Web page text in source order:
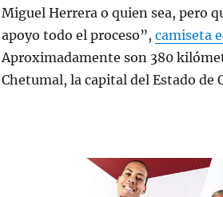
Miguel Herrera o quien sea, pero
apoyo todo el proceso”, camiseta
Aproximadamente son 380
Chetumal, la capital del Estado de